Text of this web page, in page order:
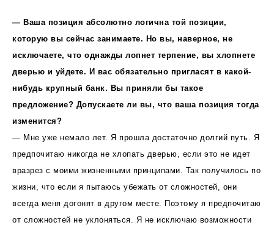
— Ваша позиция абсолютно логична той позиции,
которую вы сейчас занимаете. Но вы, наверное, не
исключаете, что однажды лопнет терпение, вы хлопнете
дверью и уйдете. И вас обязательно пригласят в какой-
нибудь крупный банк. Вы приняли бы такое
предложение? Допускаете ли вы, что ваша позиция тогда
изменится?
— Мне уже немало лет. Я прошла достаточно долгий путь. Я
предпочитаю никогда не хлопать дверью, если это не идет
вразрез с моими жизненными принципами. Так получилось по
жизни, что если я пытаюсь убежать от сложностей, они
всегда меня догонят в другом месте. Поэтому я предпочитаю
от сложностей не уклоняться. Я не исключаю возможности